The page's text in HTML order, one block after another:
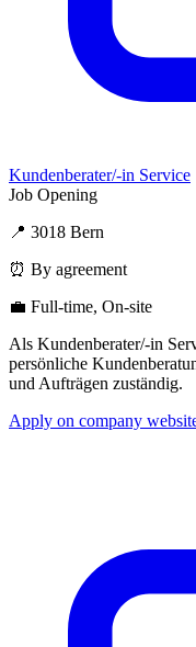
Kundenberater/-in Service
Job Opening
📍 3018 Bern
⏰ By agreement
💼 Full-time, On-site
Als Kundenberater/-in
persönliche
und Aufträgen zuständig.
Apply on company